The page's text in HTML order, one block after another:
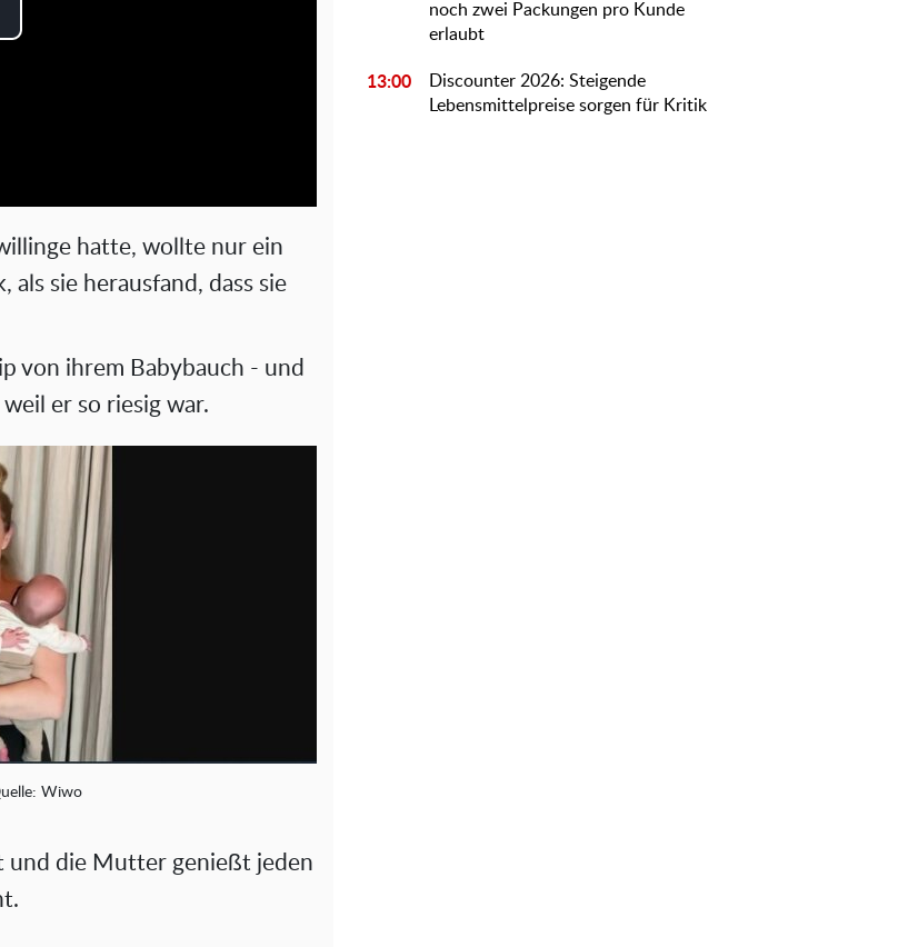
hatte, wollte nur ein
als sie herausfand, dass sie
von ihrem Babybauch - und
er so riesig war.
Wiwo
und die Mutter genießt jeden
noch zwei Packungen pro Kunde
erlaubt
13:00
Discounter 2026: Steigende
Lebensmittelpreise sorgen für Kritik